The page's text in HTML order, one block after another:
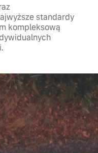
standardy
kompleksową